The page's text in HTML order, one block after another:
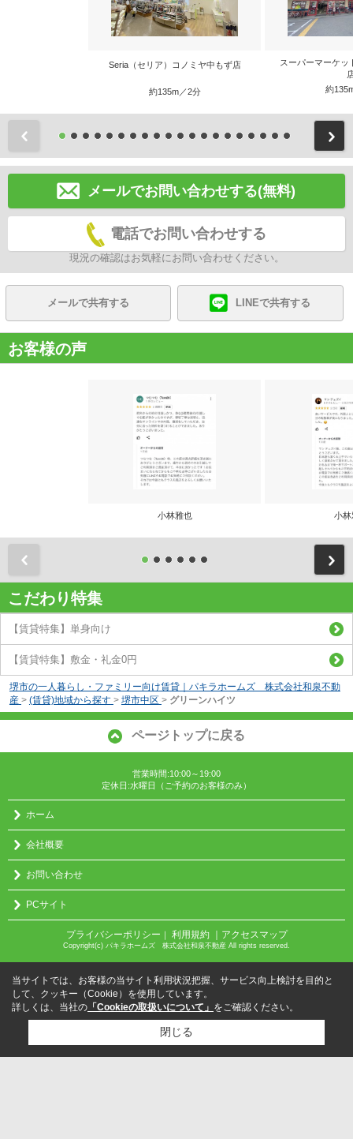
Seria（セリア）コノミヤ中もず店
約135m／2分
スーパーマーケッ
約
メールでお問い合わせする(無料)
電話でお問い合わせする
現況の確認はお気軽にお問い合わせください。
メールで共有する LINEで共有する
お客様の声
小林雅也 小林
こだわり特集
【賃貸特集】単身向け
【賃貸特集】敷金・礼金0円
堺市の一人暮らし・ファミリー向け賃貸｜パキラホームズ 株式会社和泉不動
産 > (賃貸)地域から探す > 堺市中区 > グリーンハイツ
ページトップに戻る
営業時間:10:00～19:00
定休日:水曜日（ご予約のお客様のみ）
ホーム
会社概要
お問い合わせ
PCサイト
プライバシーポリシー 利用規約 ｜アクセスマップ
Copyright(c) パキラホームズ 株式会社和泉不動産 All rights reserved.
当サイトでは、お客様の当サイト利用状況把握、サービス向上検討を目的と
して、クッキー（Cookie）を使用しています。
詳しくは、当社の 「Cookieの取扱いについて」 をご確認ください。
閉じる